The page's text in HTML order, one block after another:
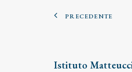
PRECEDENTE
Istituto